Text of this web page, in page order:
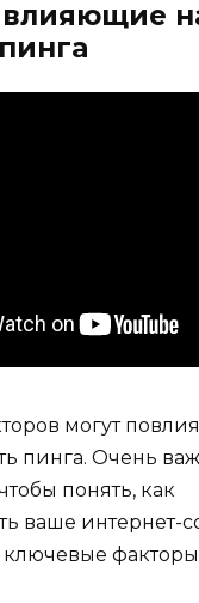
могут
пинга. Очень
понять, как
ваше интернет-
ключевые